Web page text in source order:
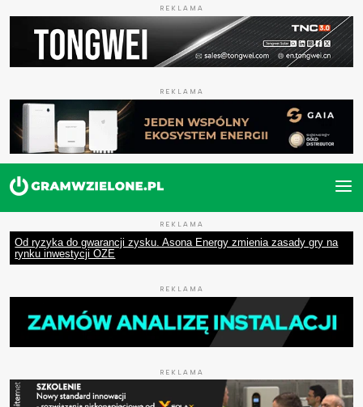
REKLAMA
REKLAMA
REKLAMA
Od ryzyka do gwarancji zysku. Asona Energy zmienia zasady gry na
rynku inwestycji OZE
REKLAMA
REKLAMA